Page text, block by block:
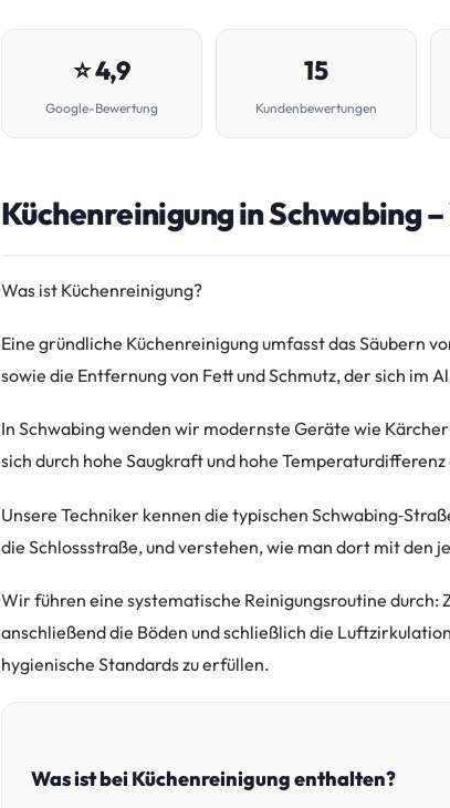
⭐ 4,9
Google-Bewertung
15
Kundenbewertungen
Küchenreinigung in Schwabing
Was ist Küchenreinigung?
Eine gründliche Küchenreinigung umfasst das Säubern
sowie die Entfernung von Fett und Schmutz, der sich im
In Schwabing wenden wir modernste Geräte wie
sich durch hohe Saugkraft und hohe Temperaturdifferenz
Unsere Techniker kennen die typischen
die Schlossstraße, und verstehen, wie man dort mit den
Wir führen eine systematische Reinigungsroutine durch:
anschließend die Böden und schließlich die
hygienische Standards zu erfüllen.
Was ist bei Küchenreinigung enthalten?